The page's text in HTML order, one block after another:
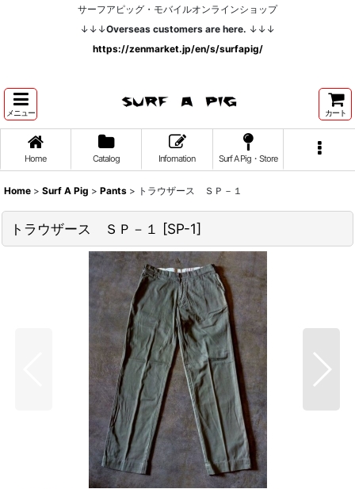
サーフアピッグ・モバイルオンラインショップ
↓↓↓Overseas customers are here. ↓↓↓
https://zenmarket.jp/en/s/surfapig/
メニュー カート
Home Catalog Infomation Surf A Pig・Store
Home > Surf A Pig > Pants > トラウザース ＳＰ－１
トラウザース ＳＰ－１ [SP-1]